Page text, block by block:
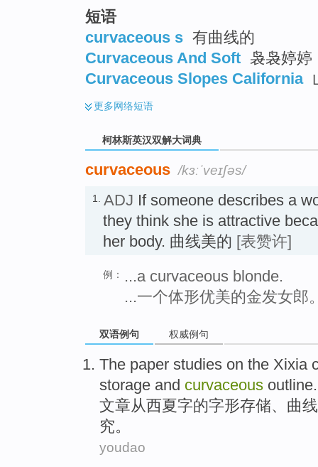
短语
curvaceous s 有曲线的
Curvaceous And Soft 袅袅婷婷
Curvaceous Slopes California
更多网络短语
柯林斯英汉双解大词典
curvaceous /kɜːˈveɪʃəs/
1. ADJ If someone describes a
they think she is attractive
her body. 曲线美的 [表赞许]
例：
...a curvaceous blonde.
...一个体形优美的金发女郎
双语例句 权威例句
The paper studies on the Xixia
storage and curvaceous outline.
文章从西夏字的字形存储、 曲线
究。
youdao